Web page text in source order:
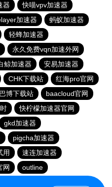
器
快喵vpv加速器
加速器
蚂蚁加速器
轻蜂加速器
永久免费vqn加速外网
鲸加速器
安易加速器
CHK下载站
红海pro官网
巴博下载站
baacloud官网
快柠檬加速器官网
gkd加速器
pigcha加速器
用
速连加速器
网
outline